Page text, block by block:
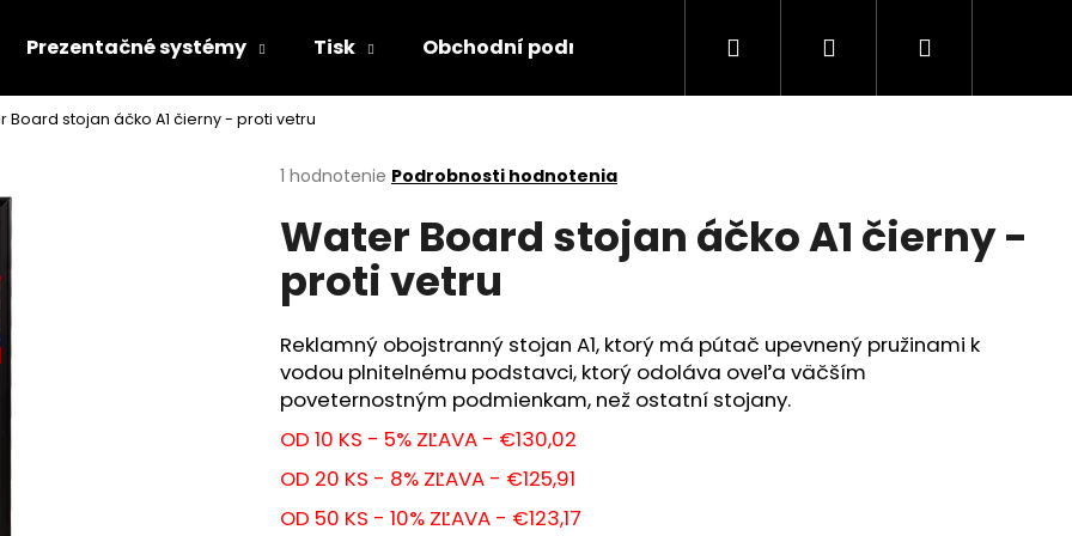
Prezentačné systémy Tisk Obchodní podmínky Kontakty Značky
Hľadať PrihlásenieNákupný
Board stojan áčko A1 čierny - proti vetru
Priemerné
produktu
je
5
hviezdičiek.
1 hodnotenie Podrobnosti hodnotenia
Water Board stojan áčko A1 čierny -
proti vetru
Reklamný obojstranný stojan A1, ktorý má pútač upevnený pružinami k
vodou plnitelnému podstavci, ktorý odoláva oveľa väčším
poveternostným podmienkam, než ostatní stojany.
OD 10 KS - 5% ZĽAVA - €130,02
OD 20 KS - 8% ZĽAVA - €125,91
OD 50 KS - 10% ZĽAVA - €123,17
Čo potrebujete nájsť?
HĽADAŤ